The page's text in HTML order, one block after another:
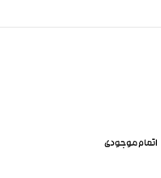
اتمام موجودی